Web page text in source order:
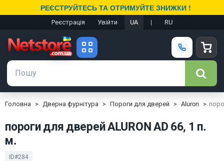
РЕЄСТРУЙТЕСЬ ТА ОТРИМУЙТЕ ЗНИЖКИ !
Реєстрація Увійти UA | RU
Головна Дверна фурнітура Пороги для дверей Aluron
пороги для дверей ALURON AD 66, 1 п.
м.
ID#284